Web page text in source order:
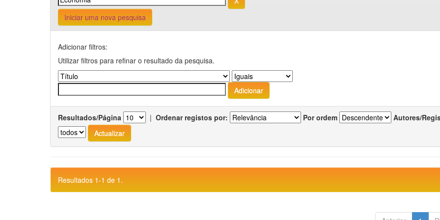
Iniciar uma nova pesquisa
Adicionar filtros:
Utilizar filtros para refinar o resultado da pesquisa.
Resultados/Página | Ordenar registos por: Por ordem Autores/
Resultados 1-1 de 1.